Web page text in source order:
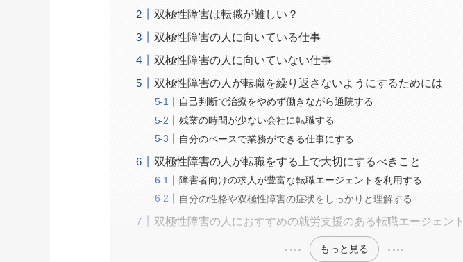
双極性障害は転職が難しい？
双極性障害の人に向いている仕事
双極性障害の人に向いていない仕事
双極性障害の人が転職を繰り返さないようにするためには
自己判断で治療をやめず働きながら通院する
残業の時間が少ない会社に転職する
自分のペースで業務ができる仕事にする
双極性障害の人が転職をする上で大切にするべきこと
障害者向けの求人が豊富な転職エージェントを利用する
自分の性格や双極性障害の症状をしっかりと理解する
双極性障害の人におすすめの就労支援のある転職エージェント
もっと見る